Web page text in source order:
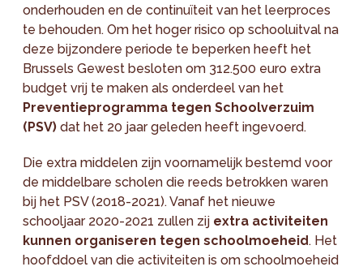
onderhouden en de continuïteit van het leerproces
te behouden. Om het hoger risico op schooluitval na
deze bijzondere periode te beperken heeft het
Brussels Gewest besloten om 312.500 euro extra
budget vrij te maken als onderdeel van het
Preventieprogramma tegen Schoolverzuim
(PSV) dat het 20 jaar geleden heeft ingevoerd.
Die extra middelen zijn voornamelijk bestemd voor
de middelbare scholen die reeds betrokken waren
bij het PSV (2018-2021). Vanaf het nieuwe
schooljaar 2020-2021 zullen zij extra activiteiten
kunnen organiseren tegen schoolmoeheid. Het
hoofddoel van die activiteiten is om schoolmoeheid